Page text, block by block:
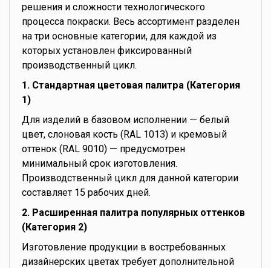
решения и сложности технологического
процесса покраски. Весь ассортимент разделен
на три основные категории, для каждой из
которых установлен фиксированный
производственный цикл.
1. Стандартная цветовая палитра (Категория
1)
Для изделий в базовом исполнении — белый
цвет, слоновая кость (RAL 1013) и кремовый
оттенок (RAL 9010) — предусмотрен
минимальный срок изготовления.
Производственный цикл для данной категории
составляет 15 рабочих дней.
2. Расширенная палитра популярных оттенков
(Категория 2)
Изготовление продукции в востребованных
дизайнерских цветах требует дополнительной